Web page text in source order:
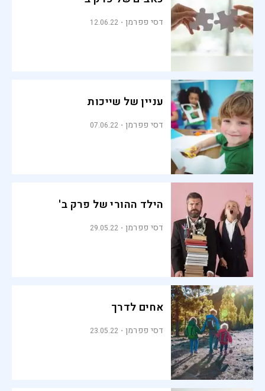
דסי פפרמן 12.06.22
עניין של שייכות
דסי פפרמן 07.06.22
הילד ההורי של פרק ב'
דסי פפרמן 29.05.22
אחים לדרך
דסי פפרמן 23.05.22